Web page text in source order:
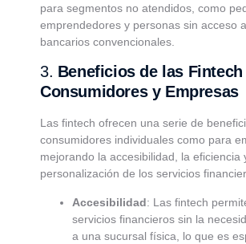
para segmentos no atendidos, como
emprendedores y personas sin acceso
bancarios convencionales.
3. Beneficios de las
Consumidores y Empresas
Las fintech ofrecen una serie de
consumidores individuales como para
mejorando la accesibilidad, la eficiencia
personalización de los servicios
Accesibilidad: Las fintech
servicios financieros sin la
a una sucursal física, lo que es